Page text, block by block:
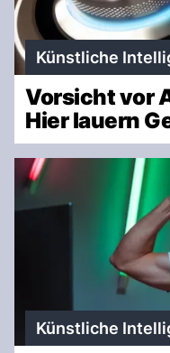
Künstliche
Vorsicht vor
Hier lauern
Künstliche